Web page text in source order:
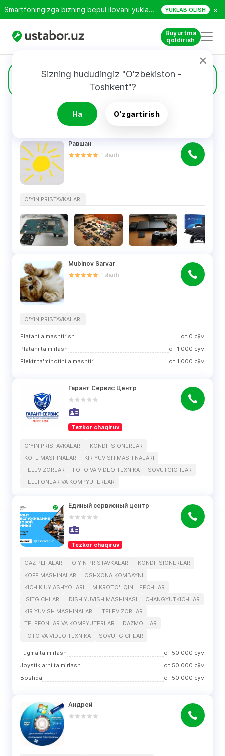
Smartfoningizga bizning bepul ilovani yuklab oling! YUKLAB OLISH ×
Buyurtma
qoldirish
Sizning hududingiz "O'zbekiston -
Toshkent"?
Ha O'zgartirish
O'yin pristavkalari
QIDIRUV NATIJALARI
Равшан
1 sharh
O'YIN PRISTAVKALARI
Mubinov Sarvar
1 sharh
O'YIN PRISTAVKALARI
Platani almashtirish от 0 сўм
Platani ta'mirlash
от 1 000 сўм
Elektr ta'minotini almashtirish
от 1 000 сўм
Гарант Сервис Центр
Tezkor chaqiruv
O'YIN PRISTAVKALARI
KONDITSIONERLAR
KOFE MASHINALAR
KIR YUVISH MASHINALARI
TELEVIZORLAR
FOTO VA VIDEO TEXNIKA
SOVUTGICHLAR
TELEFONLAR VA KOMPYUTERLAR
Единый сервисный центр
Tezkor chaqiruv
GAZ PLITALARI O'YIN PRISTAVKALARI
KONDITSIONERLAR
KOFE MASHINALAR
OSHXONA KOMBAYNI
KICHIK UY ASHYOLARI
MIKROTO'LQINLI PECHLAR
ISITGICHLAR
IDISH YUVISH MASHINASI
CHANGYUTKICHLAR
KIR YUVISH MASHINALARI
TELEVIZORLAR
TELEFONLAR VA KOMPYUTERLAR
DAZMOLLAR
FOTO VA VIDEO TEXNIKA
SOVUTGICHLAR
Tugma ta'mirlash от 50 000 сўм
Joystiklarni ta'mirlash
от 50 000 сўм
Boshqa
от 50 000 сўм
Андрей